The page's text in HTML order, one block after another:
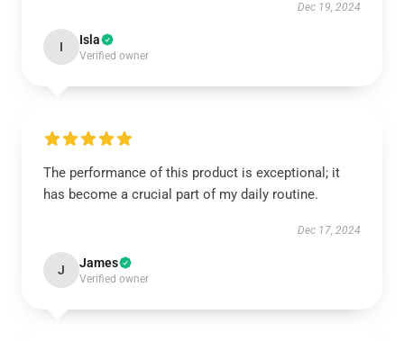
Dec 19, 2024
I Isla
Verified owner
The performance of this product is exceptional; it
has become a crucial part of my daily routine.
Dec 17, 2024
J James
Verified owner